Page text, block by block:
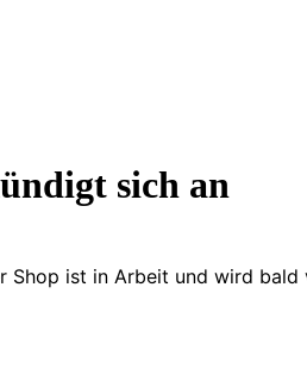
sich an
Shop ist in Arbeit und wird